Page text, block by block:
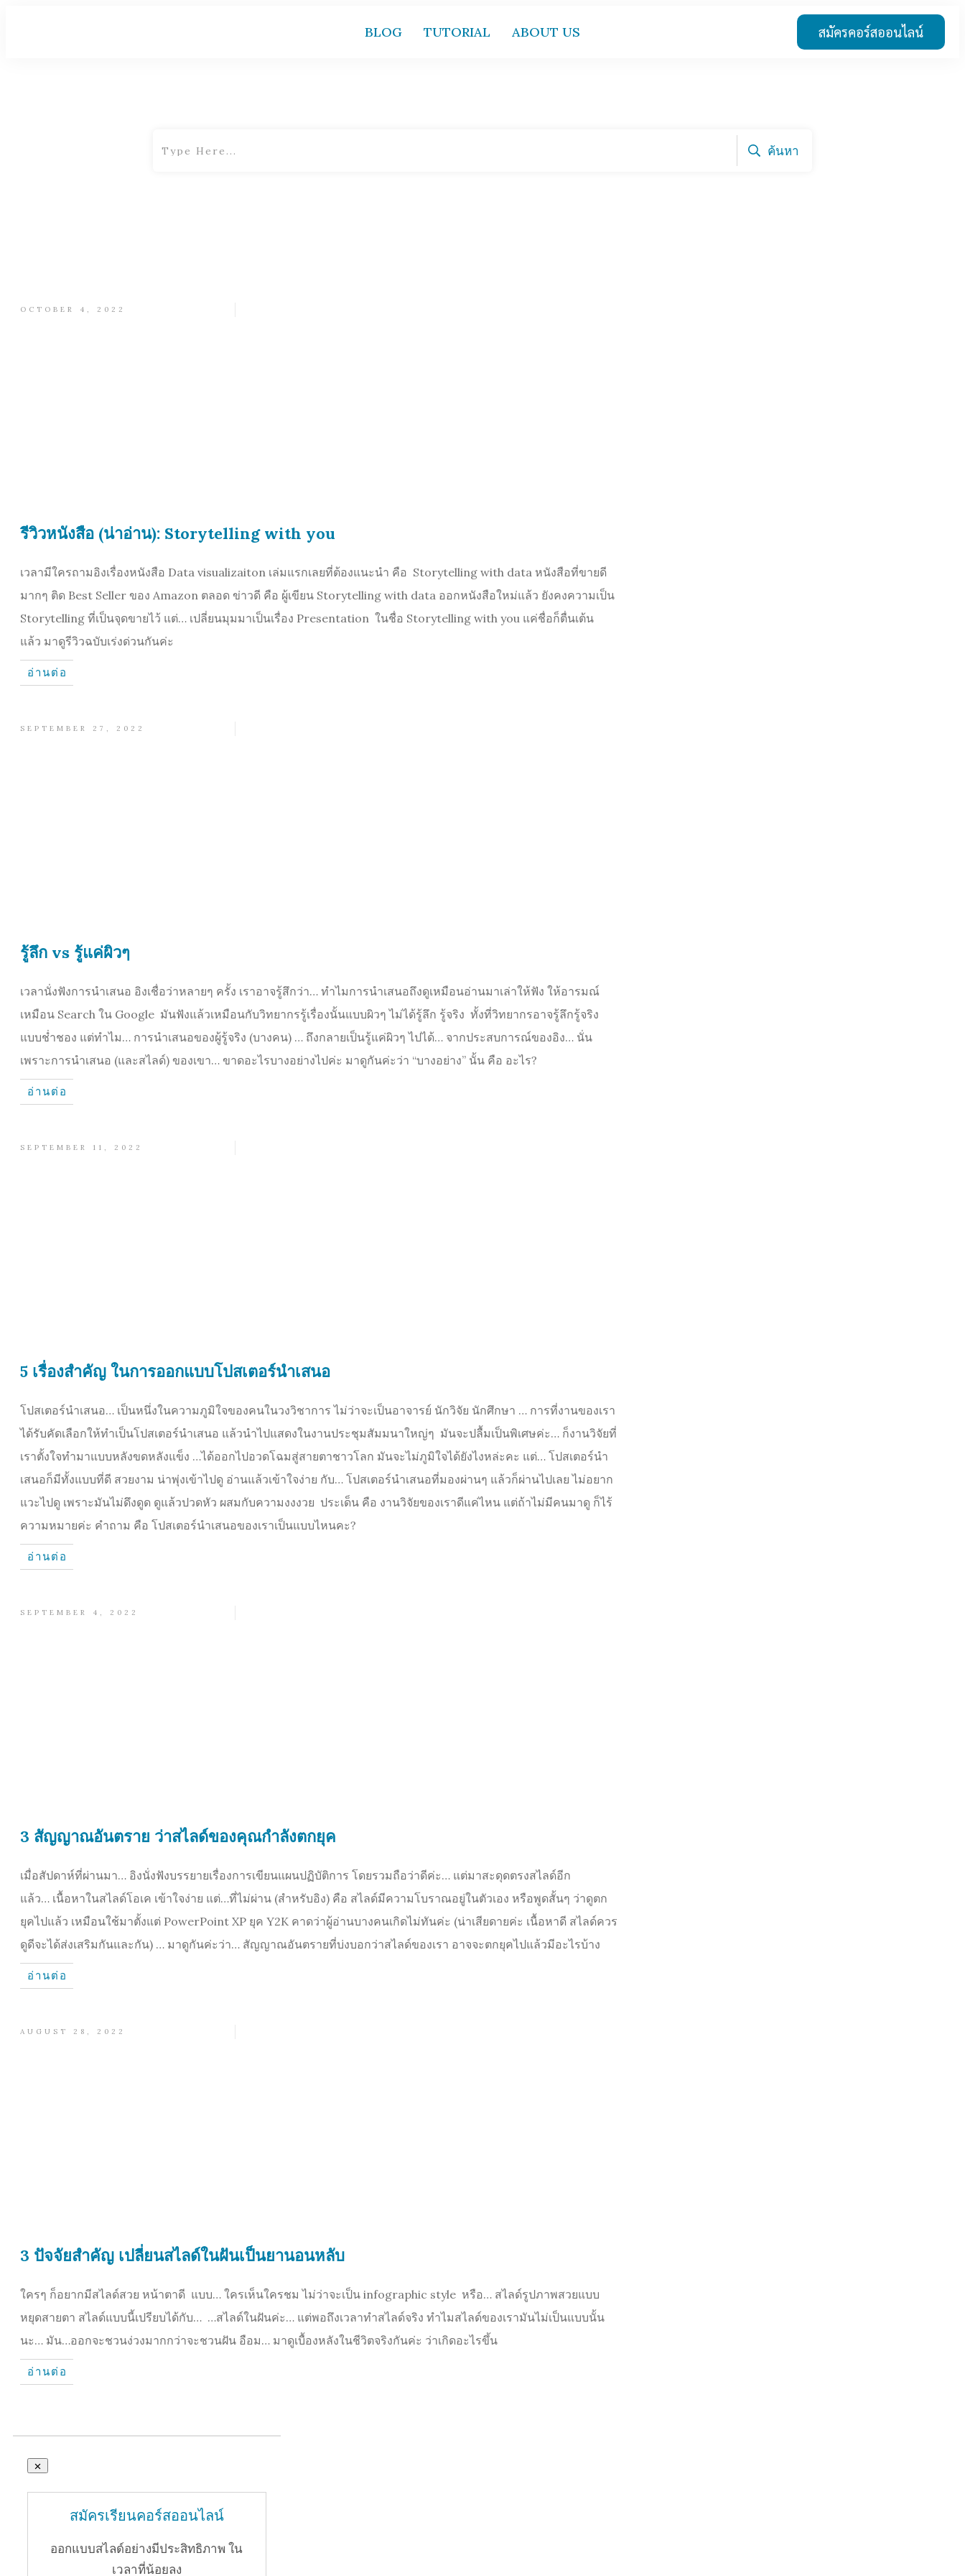
BLOG TUTORIAL ABOUT US สมัครคอร์สออนไลน์
ค้นหา
OCTOBER 4, 2022
รีวิวหนังสือ (น่าอ่าน): Storytelling with you
เวลามีใครถามอิงเรื่องหนังสือ Data visualizaiton เล่มแรกเลยที่ต้องแนะนำ คือ Storytelling with data หนังสือที่ขายดี
มากๆ ติด Best Seller ของ Amazon ตลอด ข่าวดี คือ ผู้เขียน Storytelling with data ออกหนังสือใหม่แล้ว ยังคงความเป็น
Storytelling ที่เป็นจุดขายไว้ แต่… เปลี่ยนมุมมาเป็นเรื่อง Presentation ในชื่อ Storytelling with you แค่ชื่อก็ตื่นเต้น
แล้ว มาดูรีวิวฉบับเร่งด่วนกันค่ะ
อ่านต่อ
SEPTEMBER 27, 2022
รู้ลึก vs รู้แค่ผิวๆ
เวลานั่งฟังการนำเสนอ อิงเชื่อว่าหลายๆ ครั้ง เราอาจรู้สึกว่า… ทำไมการนำเสนอถึงดูเหมือนอ่านมาเล่าให้ฟัง ให้อารมณ์
เหมือน Search ใน Google มันฟังแล้วเหมือนกับวิทยากรรู้เรื่องนั้นแบบผิวๆ ไม่ได้รู้ลึก รู้จริง ทั้งที่วิทยากรอาจรู้ลึกรู้จริง
แบบช่ำชอง แต่ทำไม… การนำเสนอของผู้รู้จริง (บางคน) … ถึงกลายเป็นรู้แค่ผิวๆ ไปได้… จากประสบการณ์ของอิง… นั่น
เพราะการนำเสนอ (และสไลด์) ของเขา… ขาดอะไรบางอย่างไปค่ะ มาดูกันค่ะว่า “บางอย่าง” นั้น คือ อะไร?
อ่านต่อ
SEPTEMBER 11, 2022
5 เรื่องสำคัญ ในการออกแบบโปสเตอร์นำเสนอ
โปสเตอร์นำเสนอ… เป็นหนึ่งในความภูมิใจของคนในวงวิชาการ ไม่ว่าจะเป็นอาจารย์ นักวิจัย นักศึกษา … การที่งานของเรา
ได้รับคัดเลือกให้ทำเป็นโปสเตอร์นำเสนอ แล้วนำไปแสดงในงานประชุมสัมมนาใหญ่ๆ มันจะปลื้มเป็นพิเศษค่ะ… ก็งานวิจัยที่
เราตั้งใจทำมาแบบหลังขดหลังแข็ง …ได้ออกไปอวดโฉมสู่สายตาชาวโลก มันจะไม่ภูมิใจได้ยังไงหล่ะคะ แต่… โปสเตอร์นำ
เสนอก็มีทั้งแบบที่ดี สวยงาม น่าพุ่งเข้าไปดู อ่านแล้วเข้าใจง่าย กับ… โปสเตอร์นำเสนอที่มองผ่านๆ แล้วก็ผ่านไปเลย ไม่อยาก
แวะไปดู เพราะมันไม่ดึงดูด ดูแล้วปวดหัว ผสมกับความงงงวย ประเด็น คือ งานวิจัยของเราดีแค่ไหน แต่ถ้าไม่มีคนมาดู ก็ไร้
ความหมายค่ะ คำถาม คือ โปสเตอร์นำเสนอของเราเป็นแบบไหนคะ?
อ่านต่อ
SEPTEMBER 4, 2022
3 สัญญาณอันตราย ว่าสไลด์ของคุณกำลังตกยุค
เมื่อสัปดาห์ที่ผ่านมา… อิงนั่งฟังบรรยายเรื่องการเขียนแผนปฏิบัติการ โดยรวมถือว่าดีค่ะ… แต่มาสะดุดตรงสไลด์อีก
แล้ว… เนื้อหาในสไลด์โอเค เข้าใจง่าย แต่…ที่ไม่ผ่าน (สำหรับอิง) คือ สไลด์มีความโบราณอยู่ในตัวเอง หรือพูดสั้นๆ ว่าดูตก
ยุคไปแล้ว เหมือนใช้มาตั้งแต่ PowerPoint XP ยุค Y2K คาดว่าผู้อ่านบางคนเกิดไม่ทันค่ะ (น่าเสียดายค่ะ เนื้อหาดี สไลด์ควร
ดูดีจะได้ส่งเสริมกันและกัน) … มาดูกันค่ะว่า… สัญญาณอันตรายที่บ่งบอกว่าสไลด์ของเรา อาจจะตกยุคไปแล้วมีอะไรบ้าง
อ่านต่อ
AUGUST 28, 2022
3 ปัจจัยสำคัญ เปลี่ยนสไลด์ในฝันเป็นยานอนหลับ
ใครๆ ก็อยากมีสไลด์สวย หน้าตาดี แบบ… ใครเห็นใครชม ไม่ว่าจะเป็น infographic style หรือ… สไลด์รูปภาพสวยแบบ
หยุดสายตา สไลด์แบบนี้เปรียบได้กับ… …สไลด์ในฝันค่ะ… แต่พอถึงเวลาทำสไลด์จริง ทำไมสไลด์ของเรามันไม่เป็นแบบนั้น
นะ… มัน…ออกจะชวนง่วงมากกว่าจะชวนฝัน อือม… มาดูเบื้องหลังในชีวิตจริงกันค่ะ ว่าเกิดอะไรขึ้น
อ่านต่อ
สมัครเรียนคอร์สออนไลน์
ออกแบบสไลด์อย่างมีประสิทธิภาพ ใน
เวลาที่น้อยลง